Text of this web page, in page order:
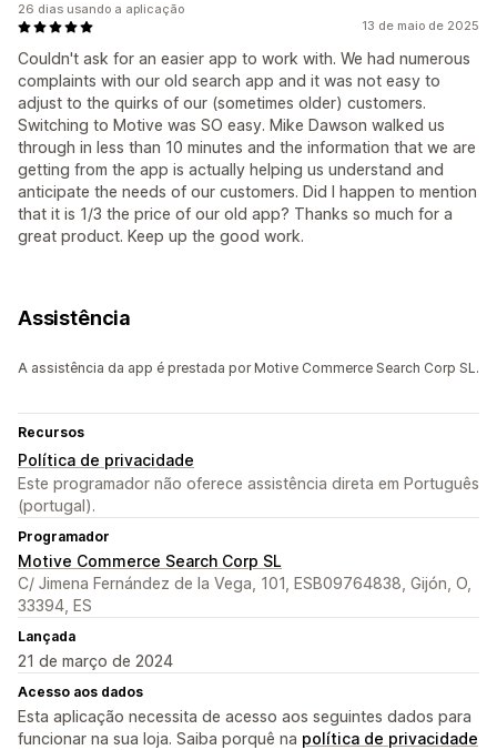
13 de maio de 2025
Couldn't ask for an easier app to work with. We had numerous
complaints with our old search app and it was not easy to
adjust to the quirks of our (sometimes older) customers.
Switching to Motive was SO easy. Mike Dawson walked us
through in less than 10 minutes and the information that we are
getting from the app is actually helping us understand and
anticipate the needs of our customers. Did I happen to mention
that it is 1/3 the price of our old app? Thanks so much for a
great product. Keep up the good work.
26 dias usando a aplicação
Assistência
A assistência da app é prestada por Motive Commerce Search Corp SL.
Recursos
Política de privacidade
Este programador não oferece assistência direta em Português
(portugal).
Programador
Motive Commerce Search Corp SL
C/ Jimena Fernández de la Vega, 101, ESB09764838, Gijón, O,
33394, ES
Lançada
21 de março de 2024
Acesso aos dados
Esta aplicação necessita de acesso aos seguintes dados para
funcionar na sua loja. Saiba porquê na política de privacidade